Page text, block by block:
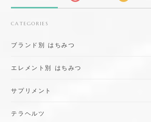
CATEGORIES
ブランド別 はちみつ
エレメント別 はちみつ
サプリメント
テラヘルツ